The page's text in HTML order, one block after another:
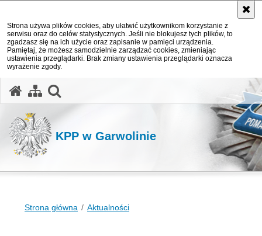
Strona używa plików cookies, aby ułatwić użytkownikom korzystanie z
serwisu oraz do celów statystycznych. Jeśli nie blokujesz tych plików, to
zgadzasz się na ich użycie oraz zapisanie w pamięci urządzenia.
Pamiętaj, że możesz samodzielnie zarządzać cookies, zmieniając
ustawienia przeglądarki. Brak zmiany ustawienia przeglądarki oznacza
wyrażenie zgody.
KPP w Garwolinie
Strona główna Aktualności